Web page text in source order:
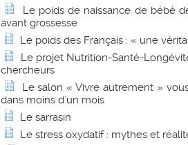
Le poids de naissance de bébé
avant grossesse
Le poids des Français : « une
Le projet Nutrition-Santé-
chercheurs
Le salon « Vivre autrement »
dans moins d'un mois
Le sarrasin
Le stress oxydatif : mythes et